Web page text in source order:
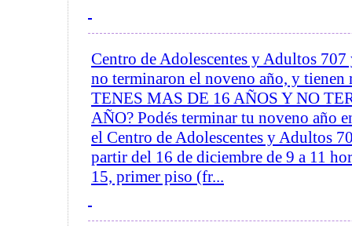
Centro de Adolescentes y Adultos 707
no terminaron el noveno año, y tienen
TENES MAS DE 16 AÑOS Y NO
AÑO? Podés terminar tu noveno año
el Centro de Adolescentes y Adultos
partir del 16 de diciembre de 9 a 11
15, primer piso (fr...